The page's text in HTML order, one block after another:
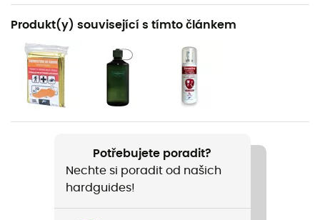
Doporučené pro
Trail / Horské kolo / Kolo
Pohlaví
Pánské
Hmotnost
Název produktu
Produkt(y) související s tímto článkem
Potřebujete poradit?
Nechte si poradit od našich
hardguides!